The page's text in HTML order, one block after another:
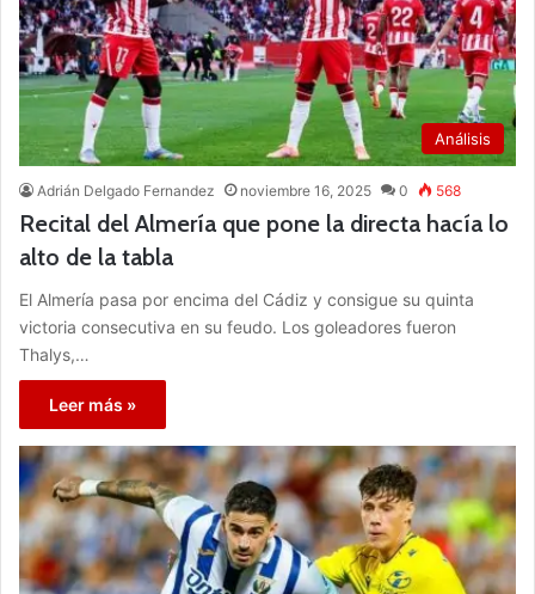
Análisis
Adrián Delgado Fernandez noviembre 16, 2025 0 568
Recital del Almería que pone la directa hacía lo
alto de la tabla
El Almería pasa por encima del Cádiz y consigue su quinta
victoria consecutiva en su feudo. Los goleadores fueron
Thalys,…
Leer más »